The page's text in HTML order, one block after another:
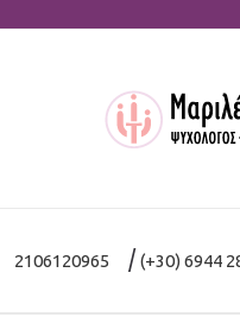
2106120965 |(+30) 6944